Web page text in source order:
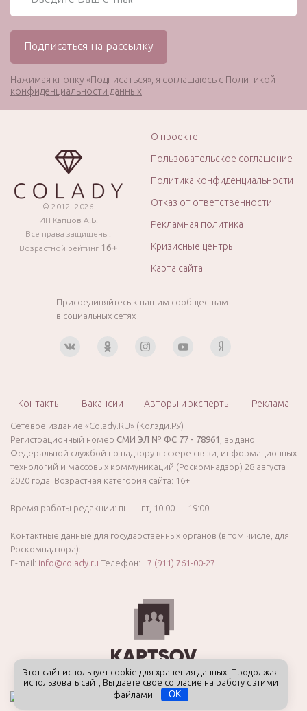
Нажимая кнопку «Подписаться», я соглашаюсь с Политикой
конфиденциальности данных
© 2012–2026
ИП Капцов А.Б.
Все права защищены.
Возрастной рейтинг 16+
О проекте
Пользовательское соглашение
Политика конфиденциальности
Отказ от ответственности
Рекламная политика
Кризисные центры
Карта сайта
Присоединяйтесь к нашим сообществам
в социальных сетях
Контакты Вакансии Авторы и эксперты Реклама
Сетевое издание «Colady.RU» (Колэди.РУ)
Регистрационный номер СМИ ЭЛ № ФС 77 - 78961
, выдано
Федеральной службой по надзору в сфере связи, информационных
технологий и массовых коммуникаций (Роскомнадзор) 28 августа
2020 года. Возрастная категория сайта: 16+
Время работы редакции: пн — пт, 10:00 — 19:00
Контактные данные для государственных органов (в том числе, для
Роскомнадзора):
E-mail: info@colady.ru Телефон: +7 (911) 761-00-27
Этот сайт использует cookie для хранения данных. Продолжая
использовать сайт, Вы даете свое согласие на работу с этими
файлами.
OK